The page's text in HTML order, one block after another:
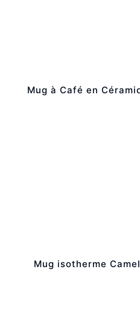
Mug à Café en
Mug isotherme